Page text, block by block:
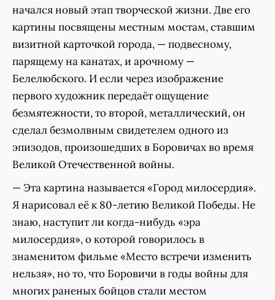
начался новый этап творческой жизни. Две его
картины посвящены местным мостам, ставшим
визитной карточкой города, — подвесному,
парящему на канатах, и арочному —
Белелюбского. И если через изображение
первого художник передаёт ощущение
безмятежности, то второй, металлический, он
сделал безмолвным свидетелем одного из
эпизодов, произошедших в Боровичах во время
Великой Отечественной войны.
— Эта картина называется «Город милосердия».
Я нарисовал её к 80-летию Великой Победы. Не
знаю, наступит ли когда-нибудь «эра
милосердия», о которой говорилось в
знаменитом фильме «Место встречи изменить
нельзя», но то, что Боровичи в годы войны для
многих раненых бойцов стали местом